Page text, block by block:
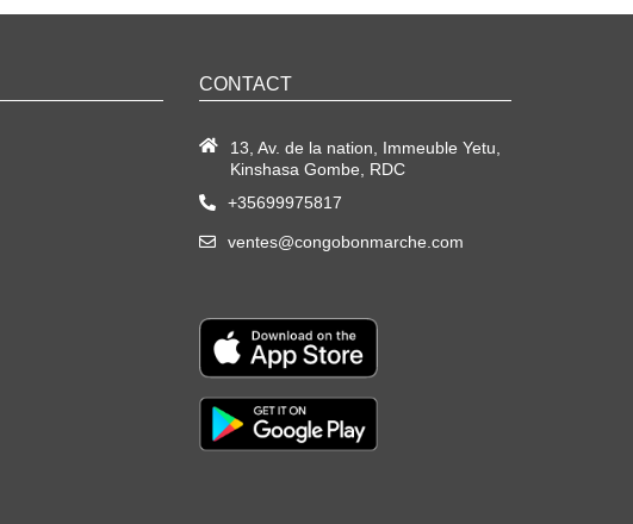
CONTACT
13, Av. de la nation, Immeuble Yetu,
Kinshasa Gombe, RDC
+35699975817
ventes@congobonmarche.com